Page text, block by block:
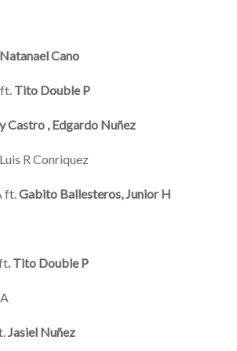
Natanael Cano
Tito Double P
Castro , Edgardo Nuñez
R Conriquez
ft.Gabito Ballesteros, Junior H
. Tito Double P
Jasiel Nuñez